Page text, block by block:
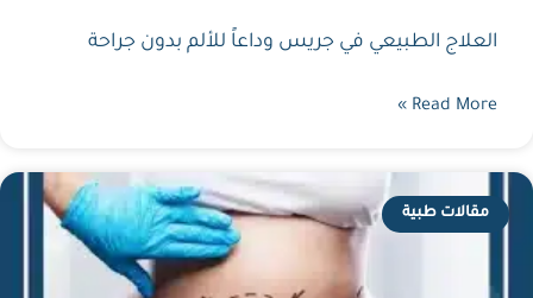
العلاج الطبيعي في جريس وداعاً للألم بدون جراحة
Read More »
مقالات طبية